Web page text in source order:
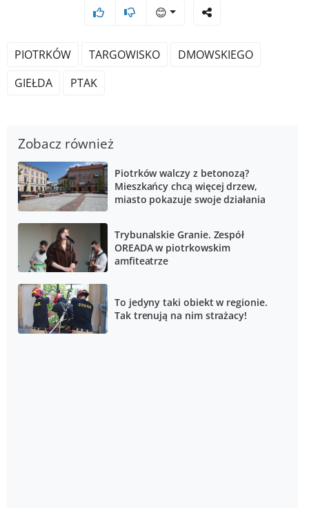
😊
PIOTRKÓW TARGOWISKO
DMOWSKIEGO
GIEŁDA
PTAK
Zobacz również
Piotrków walczy z betonozą?
Mieszkańcy chcą więcej drzew,
miasto pokazuje swoje działania
Trybunalskie Granie. Zespół
OREADA w piotrkowskim
amfiteatrze
To jedyny taki obiekt w regionie.
Tak trenują na nim strażacy!